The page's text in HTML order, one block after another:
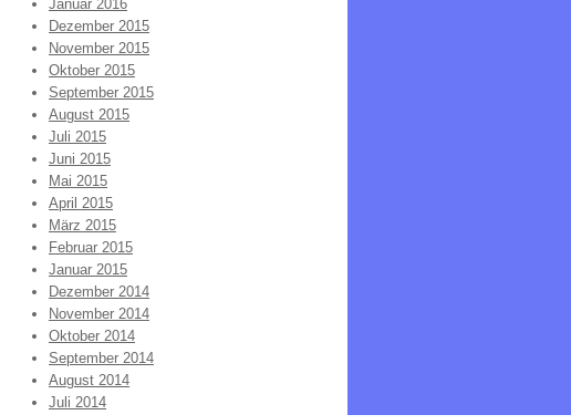
Januar 2016
Dezember 2015
November 2015
Oktober 2015
September 2015
August 2015
Juli 2015
Juni 2015
Mai 2015
April 2015
März 2015
Februar 2015
Januar 2015
Dezember 2014
November 2014
Oktober 2014
September 2014
August 2014
Juli 2014